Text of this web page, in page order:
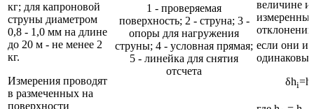
кг; для капроновой
струны диаметром
0,8 - 1,0 мм на длине
до 20 м - не менее 2
кг.
Измерения проводят
в размеченных на
поверхности
1 - проверяемая
поверхность; 2 - струна; 3 -
опоры для нагружения
струны; 4 - условная прямая;
5 - линейка для снятия
отсчета
величине
если они
δhi=h